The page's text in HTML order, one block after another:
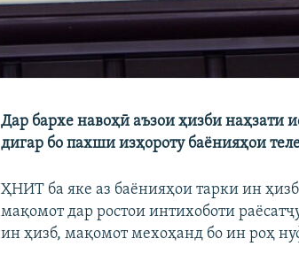
Дар бархе навоҳӣ аъзои ҳизби
дигар бо пахши изҳороту баёнияҳои
ҲНИТ ба яке аз баёнияҳои тарки ин
мақомот дар ростои интихоботи
ин ҳизб, мақомот мехоҳанд бо ин роҳ